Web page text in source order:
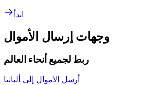
ابدأ
وجهات إرسال الأموال
ربط لجميع أنحاء العالم
أرسل الأموال إلى ألبانيا